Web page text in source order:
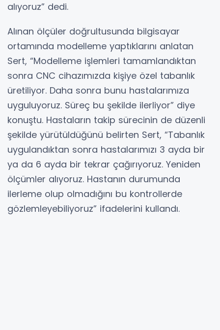
alıyoruz” dedi.
Alınan ölçüler doğrultusunda bilgisayar
ortamında modelleme yaptıklarını anlatan
Sert, “Modelleme işlemleri tamamlandıktan
sonra CNC cihazımızda kişiye özel tabanlık
üretiliyor. Daha sonra bunu hastalarımıza
uyguluyoruz. Süreç bu şekilde ilerliyor” diye
konuştu. Hastaların takip sürecinin de düzenli
şekilde yürütüldüğünü belirten Sert, “Tabanlık
uygulandıktan sonra hastalarımızı 3 ayda bir
ya da 6 ayda bir tekrar çağırıyoruz. Yeniden
ölçümler alıyoruz. Hastanın durumunda
ilerleme olup olmadığını bu kontrollerde
gözlemleyebiliyoruz” ifadelerini kullandı.